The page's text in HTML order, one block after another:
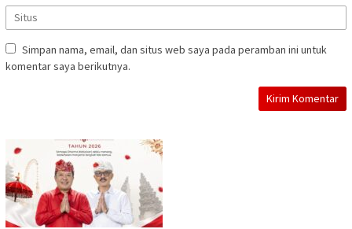
Simpan nama, email, dan situs web saya pada peramban ini untuk
komentar saya berikutnya.